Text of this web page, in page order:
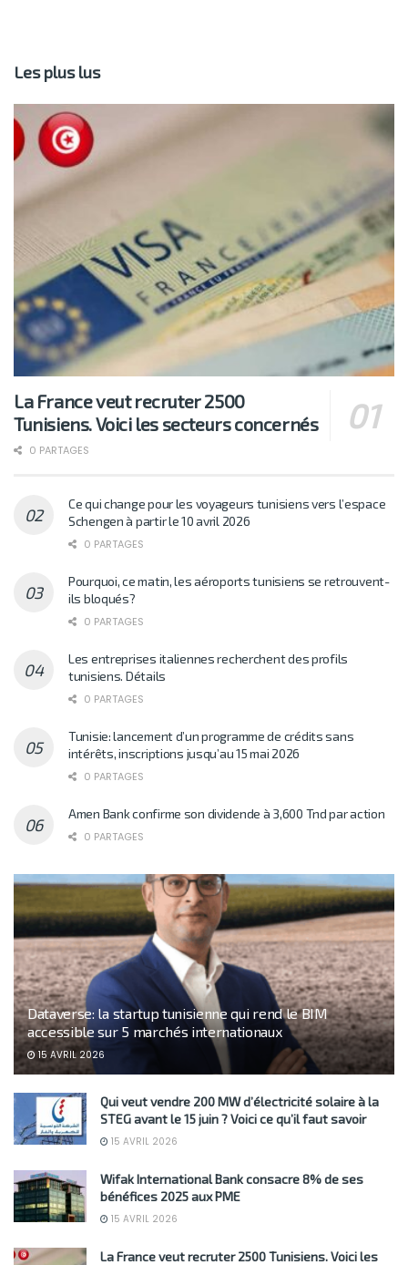
Les plus lus
La France veut recruter 2500
Tunisiens. Voici les secteurs concernés
0 PARTAGES
Ce qui change pour les voyageurs tunisiens vers l’espace
Schengen à partir le 10 avril 2026
0 PARTAGES
Pourquoi, ce matin, les aéroports tunisiens se retrouvent-
ils bloqués?
0 PARTAGES
Les entreprises italiennes recherchent des profils
tunisiens. Détails
0 PARTAGES
Tunisie: lancement d’un programme de crédits sans
intérêts, inscriptions jusqu’au 15 mai 2026
0 PARTAGES
Amen Bank confirme son dividende à 3,600 Tnd par action
0 PARTAGES
Dataverse: la startup tunisienne qui rend le BIM
accessible sur 5 marchés internationaux
15 AVRIL 2026
Qui veut vendre 200 MW d’électricité solaire à la
STEG avant le 15 juin ? Voici ce qu’il faut savoir
15 AVRIL 2026
Wifak International Bank consacre 8% de ses
bénéfices 2025 aux PME
15 AVRIL 2026
La France veut recruter 2500 Tunisiens. Voici les